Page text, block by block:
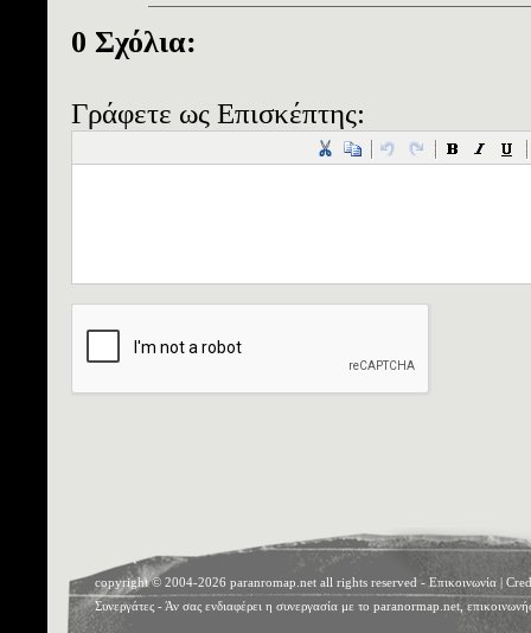
0 Σχόλια:
Γράφετε ως Επισκέπτης:
copyright © 2004-2026 paranromap.net all rights reserved - Επικοινωνία |
Συνεργάτες - Άν σας ενδιαφέρει η συνεργασία με το paranormap.net,